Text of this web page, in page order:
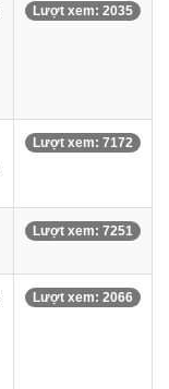
Lượt xem: 2035
Lượt xem: 7172
Lượt xem: 7251
Lượt xem: 2066